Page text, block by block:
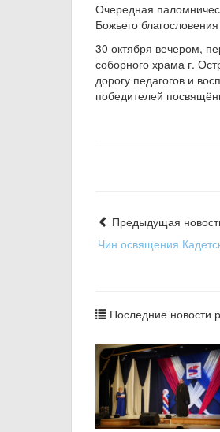
Очередная
Божьего
30 октября вечером,
соборного храма г.
дорогу педагогов и
победителей
Предыдущая
Чин освящения
Последние новости